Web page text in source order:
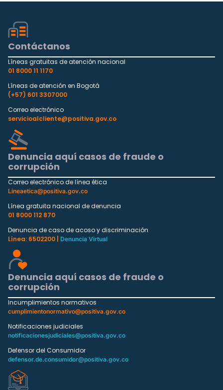
Contáctanos
Líneas gratuitas de atención nacional
01 8000 11 1170
Líneas de atención en Bogotá
(+57) 601 3307000
Correo electrónico
servicioalcliente@positiva.gov.co
Denuncia aquí casos de fraude o
corrupción
Correo electrónico de línea ética
Lineaetica@positiva.gov.co
Línea gratuita nacional de denuncia
01 8000 112 870
Denuncia de caso de acoso y discriminación
Línea: 6502200 |
Denuncia Virtual
Denuncia aquí casos de fraude o
corrupción
Incumplimientos normativos
cumplimientonormativo@positiva.gov.co
Notificaciones judiciales
notificacionesjudiciales@positiva.gov.co
Defensor del Consumidor
defensor.de.consumidor@positiva.gov.co